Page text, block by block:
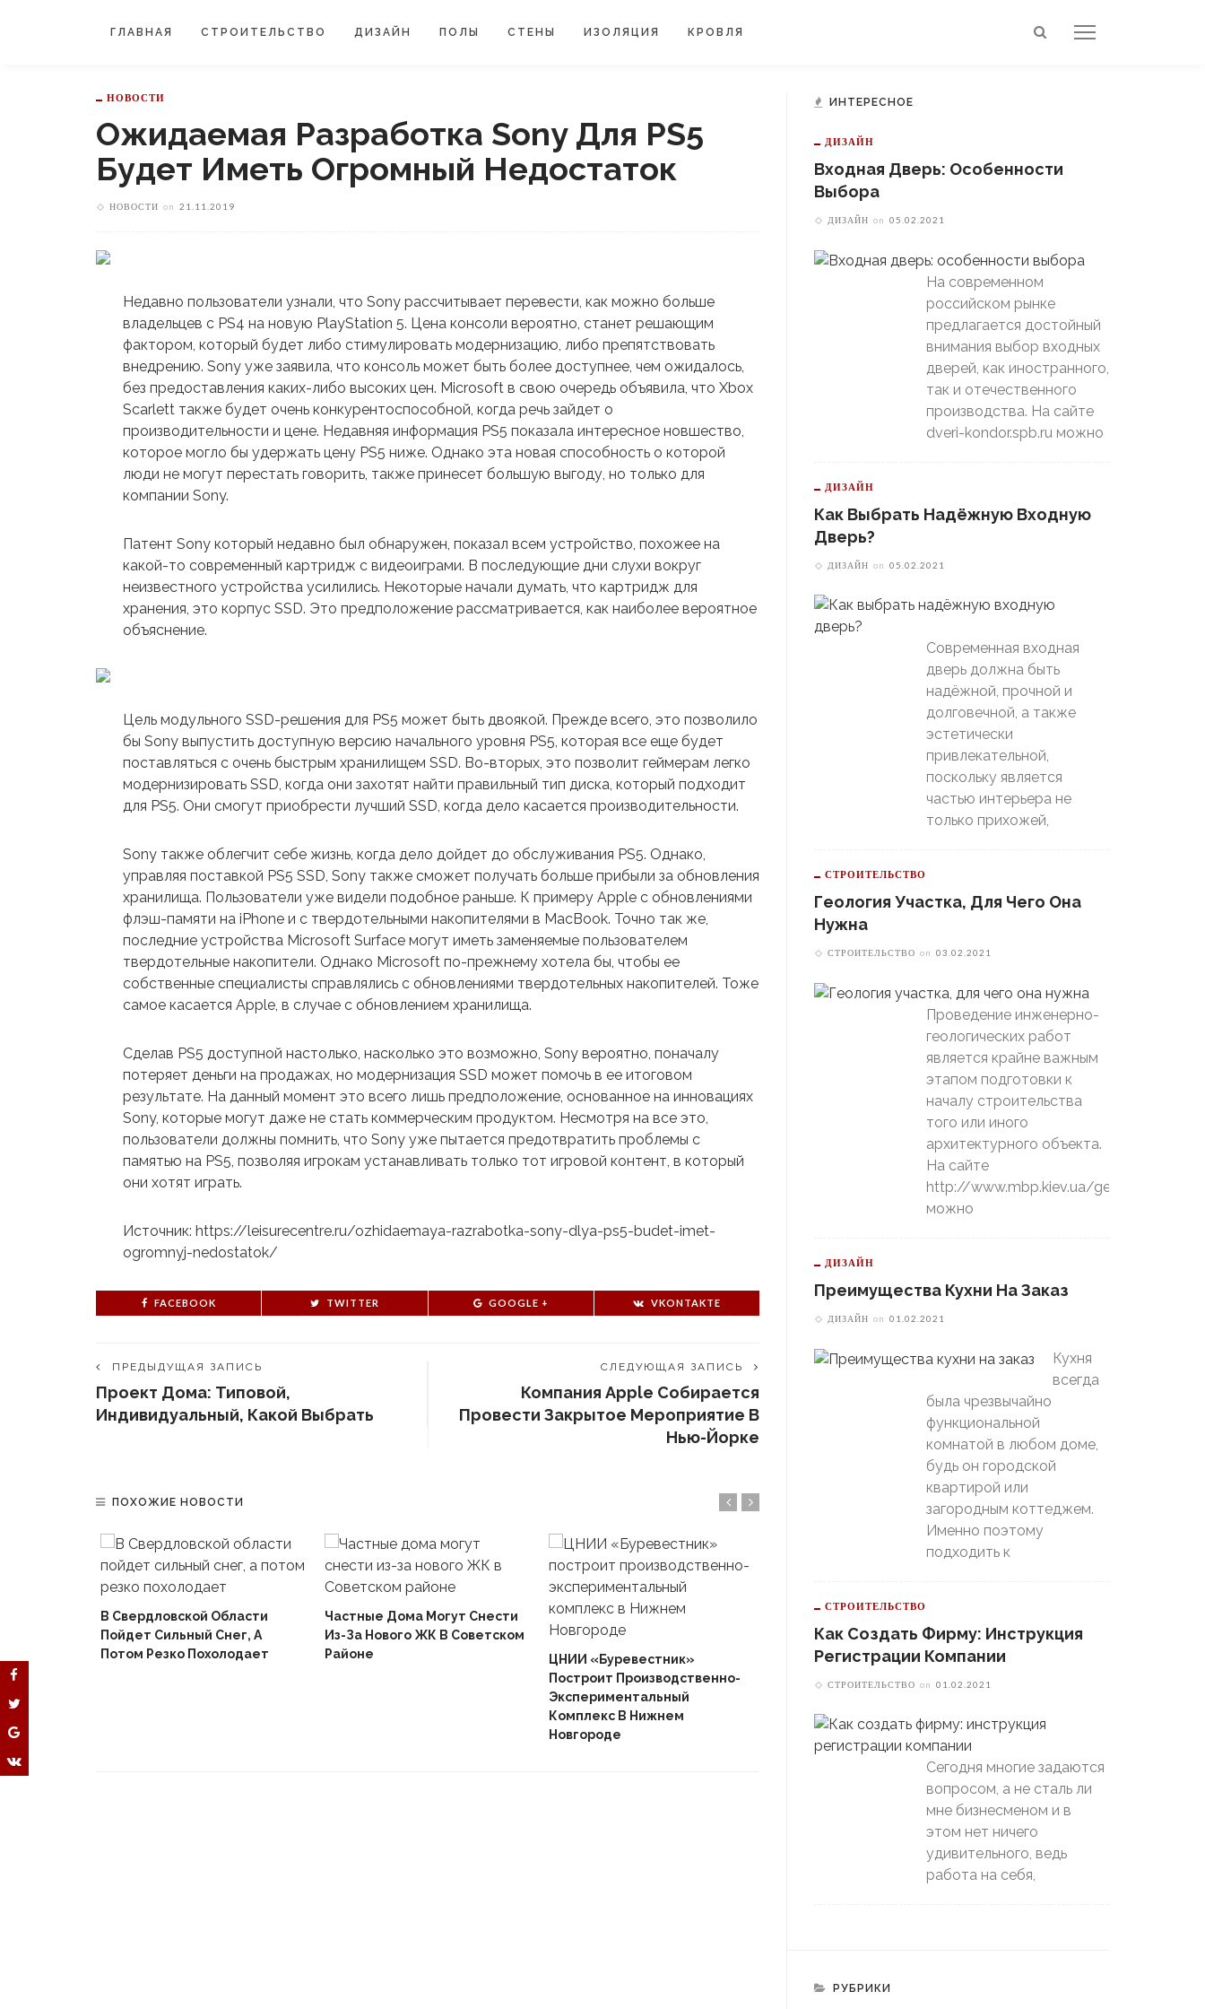
ГЛАВНАЯ СТРОИТЕЛЬСТВО ДИЗАЙН ПОЛЫ СТЕНЫ ИЗОЛЯЦИЯ КРОВЛЯ
НОВОСТИ
Ожидаемая Разработка Sony Для PS5
Будет Иметь Огромный Недостаток
НОВОСТИ on 21.11.2019
Недавно пользователи узнали, что Sony рассчитывает перевести, как можно больше
владельцев с PS4 на новую PlayStation 5. Цена консоли вероятно, станет решающим
фактором, который будет либо стимулировать модернизацию, либо препятствовать
внедрению. Sony уже заявила, что консоль может быть более доступнее, чем ожидалось,
без предоставления каких-либо высоких цен. Microsoft в свою очередь объявила, что Xbox
Scarlett также будет очень конкурентоспособной, когда речь зайдет о
производительности и цене. Недавняя информация PS5 показала интересное новшество,
которое могло бы удержать цену PS5 ниже. Однако эта новая способность о которой
люди не могут перестать говорить, также принесет большую выгоду, но только для
компании Sony.
Патент Sony который недавно был обнаружен, показал всем устройство, похожее на
какой-то современный картридж с видеоиграми. В последующие дни слухи вокруг
неизвестного устройства усилились. Некоторые начали думать, что картридж для
хранения, это корпус SSD. Это предположение рассматривается, как наиболее вероятное
объяснение.
Цель модульного SSD-решения для PS5 может быть двоякой. Прежде всего, это позволило
бы Sony выпустить доступную версию начального уровня PS5, которая все еще будет
поставляться с очень быстрым хранилищем SSD. Во-вторых, это позволит геймерам легко
модернизировать SSD, когда они захотят найти правильный тип диска, который подходит
для PS5. Они смогут приобрести лучший SSD, когда дело касается производительности.
Sony также облегчит себе жизнь, когда дело дойдет до обслуживания PS5. Однако,
управляя поставкой PS5 SSD, Sony также сможет получать больше прибыли за обновления
хранилища. Пользователи уже видели подобное раньше. К примеру Apple с обновлениями
флэш-памяти на iPhone и с твердотельными накопителями в MacBook. Точно так же,
последние устройства Microsoft Surface могут иметь заменяемые пользователем
твердотельные накопители. Однако Microsoft по-прежнему хотела бы, чтобы ее
собственные специалисты справлялись с обновлениями твердотельных накопителей. Тоже
самое касается Apple, в случае с обновлением хранилища.
Сделав PS5 доступной настолько, насколько это возможно, Sony вероятно, поначалу
потеряет деньги на продажах, но модернизация SSD может помочь в ее итоговом
результате. На данный момент это всего лишь предположение, основанное на инновациях
Sony, которые могут даже не стать коммерческим продуктом. Несмотря на все это,
пользователи должны помнить, что Sony уже пытается предотвратить проблемы с
памятью на PS5, позволяя игрокам устанавливать только тот игровой контент, в который
они хотят играть.
Источник: https://leisurecentre.ru/ozhidaemaya-razrabotka-sony-dlya-ps5-budet-imet-
ogromnyj-nedostatok/
FACEBOOK TWITTER GOOGLE + VKONTAKTE
ПРЕДЫДУЩАЯ ЗАПИСЬ
Проект Дома: Типовой,
Индивидуальный, Какой Выбрать
СЛЕДУЮЩАЯ ЗАПИСЬ
Компания Apple Собирается
Провести Закрытое Мероприятие В
Нью-Йорке
ПОХОЖИЕ НОВОСТИ
Доиграв
В Свердловской Области
Пойдет Сильный Снег, А
Потом Резко Похолодает
Частные Дома Могут Снести
Из-За Нового ЖК В Советском
Районе
ЦНИИ «Буревестник»
Построит Производственно-
Экспериментальный
Комплекс В Нижнем
Новгороде
Екатеринбургский
«Автомобилист» Вышел В
Пойдет Сильный Снег, А
Потом Резко Похолодает
ИНТЕРЕСНОЕ
ДИЗАЙН
Входная Дверь: Особенности
Выбора
ДИЗАЙН on 05.02.2021
На современном
российском рынке
предлагается достойный
внимания выбор входных
дверей, как иностранного,
так и отечественного
производства. На сайте
dveri-kondor.spb.ru можно
ДИЗАЙН
Как Выбрать Надёжную Входную
Дверь?
ДИЗАЙН on 05.02.2021
Современная входная
дверь должна быть
надёжной, прочной и
долговечной, а также
эстетически
привлекательной,
поскольку является
частью интерьера не
только прихожей,
СТРОИТЕЛЬСТВО
Геология Участка, Для Чего Она
Нужна
СТРОИТЕЛЬСТВО on 03.02.2021
Проведение инженерно-
геологических работ
является крайне важным
этапом подготовки к
началу строительства
того или иного
архитектурного объекта.
На сайте
http://www.mbp.kiev.ua/geology
можно
ДИЗАЙН
Преимущества Кухни На Заказ
ДИЗАЙН on 01.02.2021
Кухня
всегда
была чрезвычайно
функциональной
комнатой в любом доме,
будь он городской
квартирой или
загородным коттеджем.
Именно поэтому
подходить к
СТРОИТЕЛЬСТВО
Как Создать Фирму: Инструкция
Регистрации Компании
СТРОИТЕЛЬСТВО on 01.02.2021
Сегодня многие задаются
вопросом, а не сталь ли
мне бизнесменом и в
этом нет ничего
удивительного, ведь
работа на себя,
РУБРИКИ